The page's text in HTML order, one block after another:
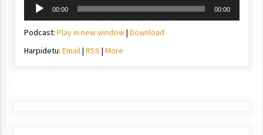
Soinu
erreproduzigailua
00:00 00:00
Podcast: Play in new window| Download
Harpidetu: Email| RSS | More